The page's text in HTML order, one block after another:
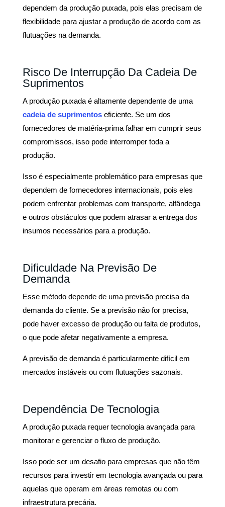
dependem da produção puxada, pois elas precisam de
flexibilidade para ajustar a produção de acordo com as
flutuações na demanda.
Risco De Interrupção Da Cadeia De
Suprimentos
A produção puxada é altamente dependente de uma
cadeia de suprimentoseficiente. Se um dos
fornecedores de matéria-prima falhar em cumprir seus
compromissos, isso pode interromper toda a
produção.
Isso é especialmente problemático para empresas que
dependem de fornecedores internacionais, pois eles
podem enfrentar problemas com transporte, alfândega
e outros obstáculos que podem atrasar a entrega dos
insumos necessários para a produção.
Dificuldade Na Previsão De
Demanda
Esse método depende de uma previsão precisa da
demanda do cliente. Se a previsão não for precisa,
pode haver excesso de produção ou falta de produtos,
o que pode afetar negativamente a empresa.
A previsão de demanda é particularmente difícil em
mercados instáveis ou com flutuações sazonais.
Dependência De Tecnologia
A produção puxada requer tecnologia avançada para
monitorar e gerenciar o fluxo de produção.
Isso pode ser um desafio para empresas que não têm
recursos para investir em tecnologia avançada ou para
aquelas que operam em áreas remotas ou com
infraestrutura precária.